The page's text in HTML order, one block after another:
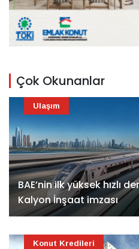
Çok Okunanlar
BAE’nin ilk yüksek hızlı
Kalyon İnşaat imzası
Ulaşım
Konut Kredileri